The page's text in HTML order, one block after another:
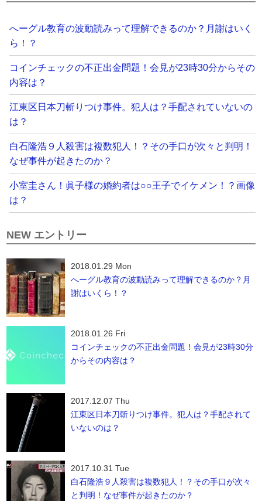
へーグル教育の波動読みって理解できるのか？月謝はいく
ら！？
コインチェックの不正出金問題！会見が23時30分からその
内容は？
江東区日本刀斬りつけ事件。犯人は？手配されていないの
は？
白石隆浩９人殺害は複数犯人！？その手口が次々と判明！
なぜ事件が起きたのか？
小室圭さん！眞子様の婚約者は○○王子でイケメン！？画像
は？
NEW エントリー
2018.01.29 Mon
へーグル教育の波動読みって理解できるのか？月
謝はいくら！？
2018.01.26 Fri
コインチェックの不正出金問題！会見が23時30分
からその内容は？
2017.12.07 Thu
江東区日本刀斬りつけ事件。犯人は？手配されて
いないのは？
2017.10.31 Tue
白石隆浩９人殺害は複数犯人！？その手口が次々
と判明！なぜ事件が起きたのか？